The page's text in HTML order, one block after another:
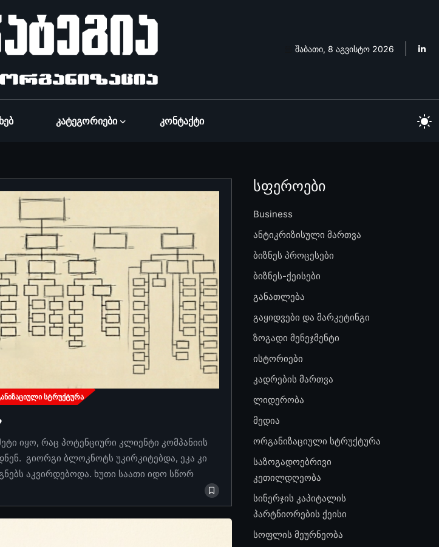
შაბათი, 8 აგვისტო 2026
Კატეგორიები Კონტაქტი
ᲡᲢᲠᲣᲥᲢᲣᲠᲐ
იყო, რაც პოტენციური კლიენტი კომპანიის
გიორგი ბლოკნოტს უკირკიტებდა, ეკა კი
აკვირდებოდა. ხუთი საათი იდო სწორ
სფეროები
Business
ანტიკრიზისული მართვა
ბიზნეს პროცესები
ბიზნეს-ქეისები
განათლება
გაყიდვები და მარკეტინგი
ზოგადი მენეჯმენტი
ისტორიები
კადრების მართვა
ლიდერობა
მედია
ორგანიზაციული სტრუქტურა
საზოგადოებრივი
კეთილდღეობა
სინერჯის კაპიტალის
პარტნიორების ქეისი
სოფლის მეურნეობა